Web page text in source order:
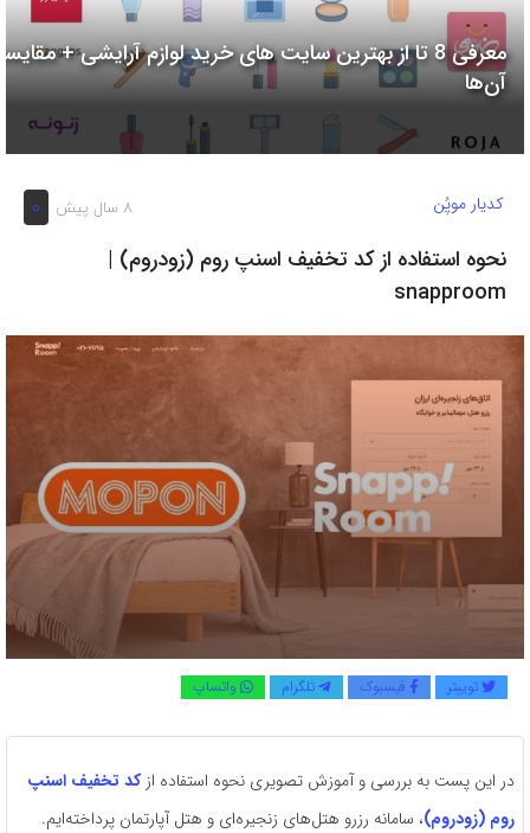
لینک
معرفی 8 تا از بهترین سایت های خرید لوازم آرایشی +
آن‌ها
8 سال پیش 0 کدیار موپُن
نحوه استفاده از کد تخفیف اسنپ روم (زودروم) |
snapproom
توییتر فیسبوک تلگرام واتساپ
در این پست به بررسی و آموزش تصویری نحوه استفاده ازکد تخفیف اسنپ
روم (زودروم)، سامانه رزرو هتل‌های زنجیره‌ای و هتل آپارتمان پرداخته‌ایم.